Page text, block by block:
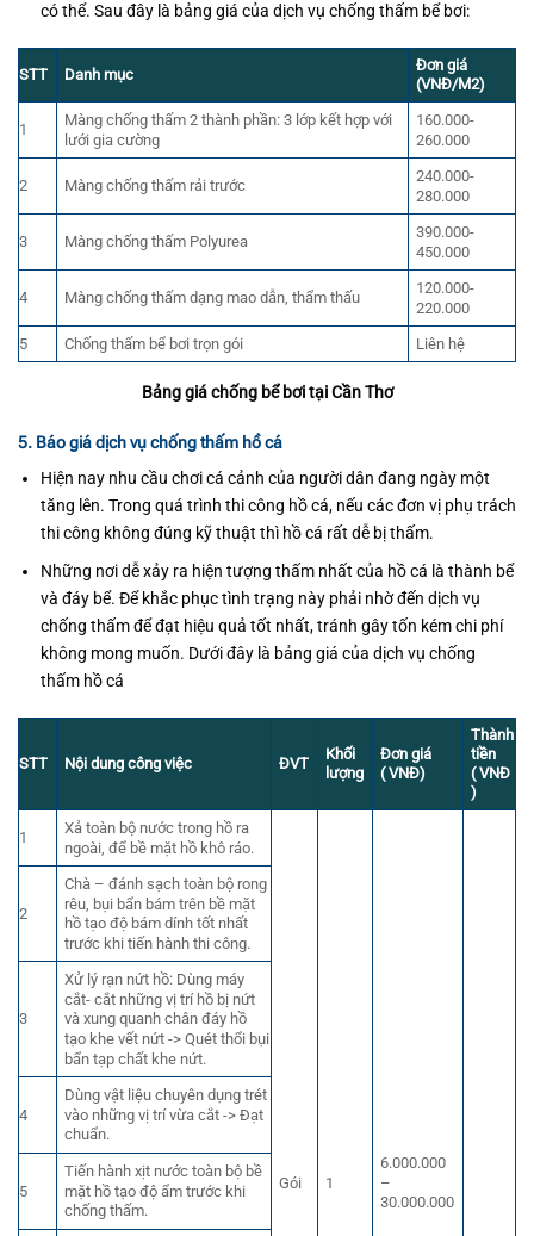
có thể. Sau đây là bảng giá của dịch vụ chống thấm bể bơi:
STT Danh mục
Đơn giá
(VNĐ/M2)
1
Màng chống thấm 2 thành phần: 3 lớp kết hợp với
lưới gia cường
160.000-
260.000
2 Màng chống thấm rải trước
240.000-
280.000
3 Màng chống thấm Polyurea
390.000-
450.000
4 Màng chống thấm dạng mao dẫn, thẩm thấu
120.000-
220.000
5 Chống thấm bể bơi trọn gói Liên hệ
Bảng giá chống bể bơi tại Cần Thơ
5. Báo giá dịch vụ chống thấm hồ cá
Hiện nay nhu cầu chơi cá cảnh của người dân đang ngày một
tăng lên. Trong quá trình thi công hồ cá, nếu các đơn vị phụ trách
thi công không đúng kỹ thuật thì hồ cá rất dễ bị thấm.
Những nơi dễ xảy ra hiện tượng thấm nhất của hồ cá là thành bể
và đáy bể. Để khắc phục tình trạng này phải nhờ đến dịch vụ
chống thấm để đạt hiệu quả tốt nhất, tránh gây tốn kém chi phí
không mong muốn. Dưới đây là bảng giá của dịch vụ chống
thấm hồ cá
STT Nội dung công việc ĐVT
Khối
lượng
Đơn giá
( VNĐ)
Thành
tiền
( VNĐ
)
1
Xả toàn bộ nước trong hồ ra
ngoài, để bề mặt hồ khô ráo.
Gói 1
6.000.000
–
30.000.000
2
Chà – đánh sạch toàn bộ rong
rêu, bụi bẩn bám trên bề mặt
hồ tạo độ bám dính tốt nhất
trước khi tiến hành thi công.
3
Xử lý rạn nứt hồ: Dùng máy
cắt- cắt những vị trí hồ bị nứt
và xung quanh chân đáy hồ
tạo khe vết nứt -> Quét thổi bụi
bẩn tạp chất khe nứt.
4
Dùng vật liệu chuyên dụng trét
vào những vị trí vừa cắt -> Đạt
chuẩn.
5
Tiến hành xịt nước toàn bộ bề
mặt hồ tạo độ ẩm trước khi
chống thấm.